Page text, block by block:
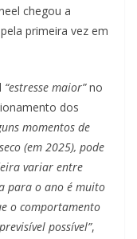
chegou a
primeira vez em
“estresse maior”no
dos
momentos de
(em 2025), pode
variar entre
para o ano é muito
o comportamento
possível”,